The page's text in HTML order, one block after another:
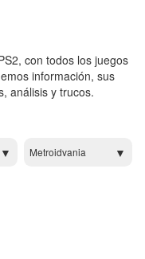
con todos los juegos
información, sus
análisis y trucos.
Metroidvania